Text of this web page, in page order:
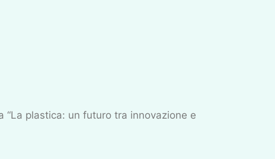
“La plastica: un futuro tra innovazione e